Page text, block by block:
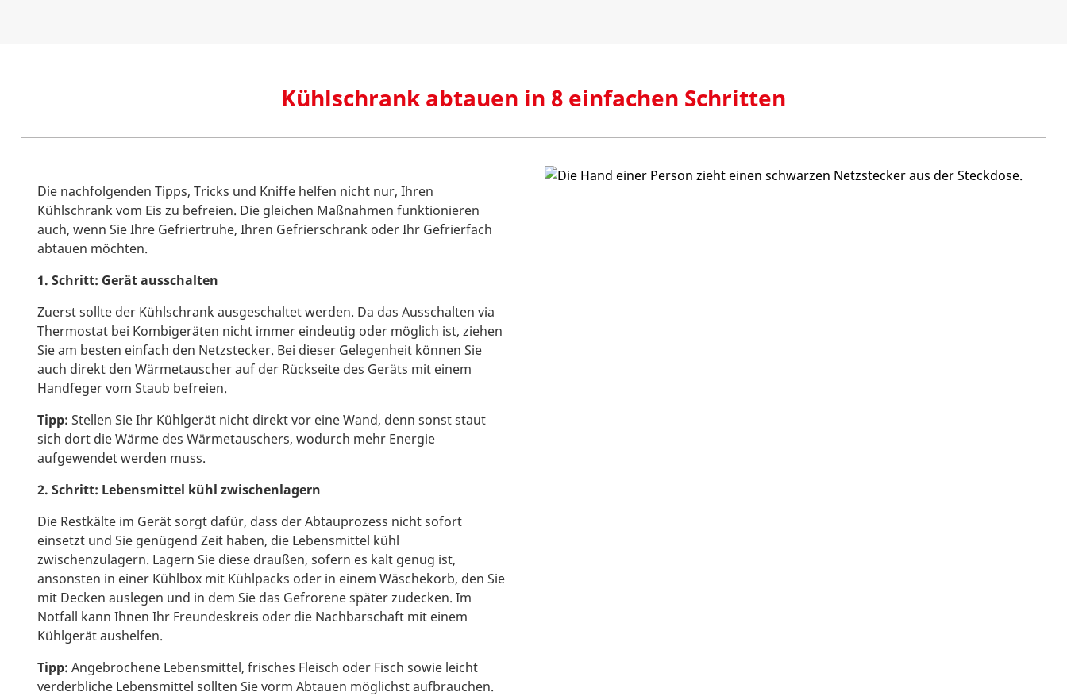
Kühlschrank abtauen in 8 einfachen Schritten
Die nachfolgenden Tipps, Tricks und Kniffe helfen nicht nur, Ihren
Kühlschrank vom Eis zu befreien. Die gleichen Maßnahmen funktionieren
auch, wenn Sie Ihre Gefriertruhe, Ihren Gefrierschrank oder Ihr Gefrierfach
abtauen möchten.
1. Schritt: Gerät ausschalten
Zuerst sollte der Kühlschrank ausgeschaltet werden. Da das Ausschalten via
Thermostat bei Kombigeräten nicht immer eindeutig oder möglich ist, ziehen
Sie am besten einfach den Netzstecker. Bei dieser Gelegenheit können Sie
auch direkt den Wärmetauscher auf der Rückseite des Geräts mit einem
Handfeger vom Staub befreien.
Tipp: Stellen Sie Ihr Kühlgerät nicht direkt vor eine Wand, denn sonst staut
sich dort die Wärme des Wärmetauschers, wodurch mehr Energie
aufgewendet werden muss.
2. Schritt: Lebensmittel kühl zwischenlagern
Die Restkälte im Gerät sorgt dafür, dass der Abtauprozess nicht sofort
einsetzt und Sie genügend Zeit haben, die Lebensmittel kühl
zwischenzulagern. Lagern Sie diese draußen, sofern es kalt genug ist,
ansonsten in einer Kühlbox mit Kühlpacks oder in einem Wäschekorb, den Sie
mit Decken auslegen und in dem Sie das Gefrorene später zudecken. Im
Notfall kann Ihnen Ihr Freundeskreis oder die Nachbarschaft mit einem
Kühlgerät aushelfen.
Tipp: Angebrochene Lebensmittel, frisches Fleisch oder Fisch sowie leicht
verderbliche Lebensmittel sollten Sie vorm Abtauen möglichst aufbrauchen.